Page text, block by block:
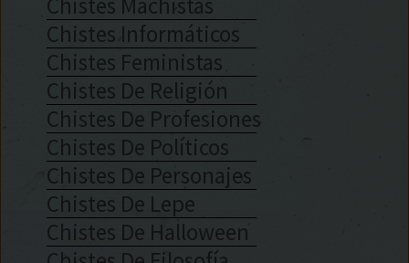
Chistes Informáticos
Chistes Feministas
Chistes De Religión
Chistes De Profesiones
Chistes De Políticos
Chistes De Personajes
Chistes De Lepe
Chistes De Halloween